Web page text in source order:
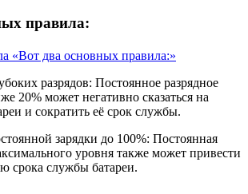
правила:
«Вот два основных правила:»
разрядов: Постоянное разрядное
20% может негативно сказаться на
и сократить её срок службы.
зарядки до 100%: Постоянная
уровня также может привести
срока службы батареи.